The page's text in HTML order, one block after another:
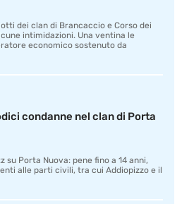
dei clan di Brancaccio e Corso dei
intimidazioni. Una ventina le
economico sostenuto da
condanne nel clan di Porta
su Porta Nuova: pene fino a 14 anni,
alle parti civili, tra cui Addiopizzo e il